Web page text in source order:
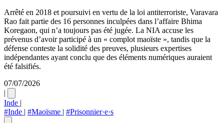
Arrêté en 2018 et poursuivi en vertu de la loi antiterroriste, Varavara
Rao fait partie des 16 personnes inculpées dans l’affaire Bhima
Koregaon, qui n’a toujours pas été jugée. La NIA accuse les
prévenus d’avoir participé à un « complot maoïste », tandis que la
défense conteste la solidité des preuves, plusieurs expertises
indépendantes ayant conclu que des éléments numériques auraient
été falsifiés.
07/07/2026
|
Inde |
#Inde | #Maoïsme | #Prisonnier·e·s